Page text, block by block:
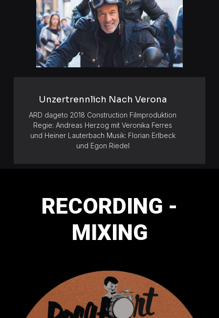
Unzertrennlich Nach Verona
ARD dageto 2018 Construction Filmproduktion
Regie: Andreas Herzog mit Veronika Ferres
und Heiner Lauterbach Musik: Florian Erlbeck
und Egon Riedel
RECORDING -
MIXING